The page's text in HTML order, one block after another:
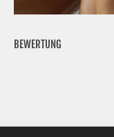
BEWERTUNG